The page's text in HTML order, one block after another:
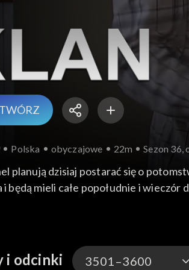
Polska obyczajowe 22m Sezon 36,
planują dzisiaj postarać się o
i będą mieli całe popołudnie i
sam taniec. Proponuje, żeby dzisiaj
Ula i Kornel szykują się do sypialni,
i odcinki 3501–3600